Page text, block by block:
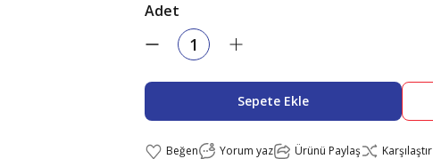
Adet
Sepete Ekle
Yorum yaz Ürünü Paylaş Karşılaştır